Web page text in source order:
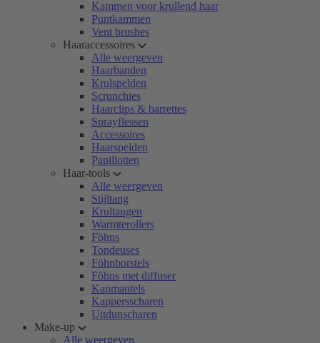
Kammen voor krullend haar
Puntkammen
Vent brushes
Haaraccessoires
Alle weergeven
Haarbanden
Krulspelden
Scrunchies
Haarclips & barrettes
Sprayflessen
Accessoires
Haarspelden
Papillotten
Haar-tools
Alle weergeven
Stijltang
Krultangen
Warmterollers
Föhns
Tondeuses
Föhnborstels
Föhns met diffuser
Kapmantels
Kappersscharen
Uitdunscharen
Make-up
Alle weergeven